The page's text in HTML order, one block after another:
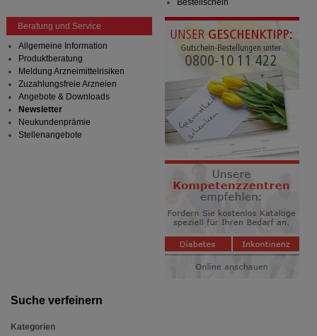
Suche verfeinern
Kategorien
Bestellschein
Beratung und Service
Allgemeine Information
Produktberatung
Meldung Arzneimittelrisiken
Zuzahlungsfreie Arzneien
Angebote & Downloads
Newsletter
Neukundenprämie
Stellenangebote